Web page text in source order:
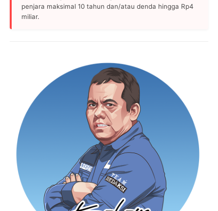
penjara maksimal 10 tahun dan/atau denda hingga Rp4
miliar.